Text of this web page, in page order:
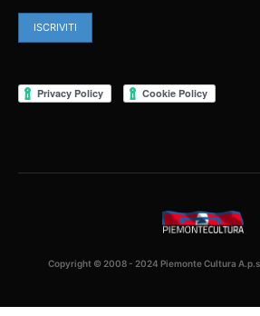
Copyright © 2008 - 2024 Piemonte Cultura